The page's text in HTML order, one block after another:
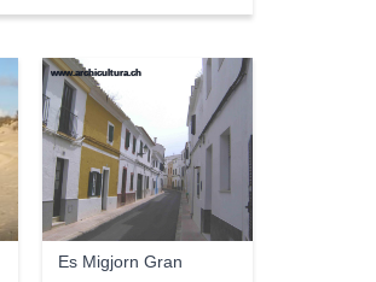
Es Migjorn Gran
www.archicultura.ch